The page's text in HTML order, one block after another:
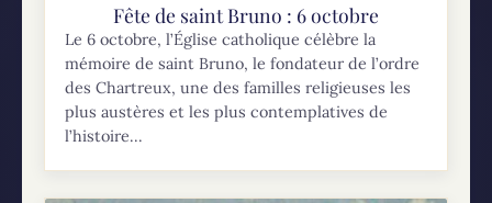
Fête de saint Bruno : 6 octobre
Le 6 octobre, l’Église catholique célèbre la
mémoire de saint Bruno, le fondateur de l’ordre
des Chartreux, une des familles religieuses les
plus austères et les plus contemplatives de
l’histoire...